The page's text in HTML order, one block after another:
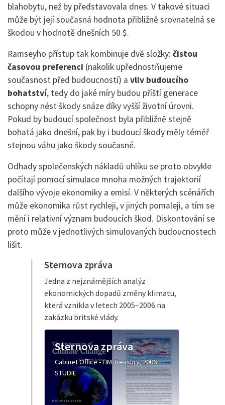
blahobytu, než by představovala dnes. V takové situaci
může být její současná hodnota přibližně srovnatelná se
škodou v hodnotě dnešních 50 $.
Ramseyho přístup tak kombinuje dvě složky: čistou
časovou preferenci (nakolik upřednostňujeme
současnost před budoucností) a vliv budoucího
bohatství, tedy do jaké míry budou příští generace
schopny nést škody snáze díky vyšší životní úrovni.
Pokud by budoucí společnost byla přibližně stejně
bohatá jako dnešní, pak by i budoucí škody měly téměř
stejnou váhu jako škody současné.
Odhady společenských nákladů uhlíku se proto obvykle
počítají pomocí simulace mnoha možných trajektorií
dalšího vývoje ekonomiky a emisí. V některých scénářích
může ekonomika růst rychleji, v jiných pomaleji, a tím se
mění i relativní význam budoucích škod. Diskontování se
proto může v jednotlivých simulovaných budoucnostech
lišit.
Sternova zpráva
Jedna z nejznámějších analýz
ekonomických dopadů změny klimatu,
která vznikla v letech 2005–2006 na
zakázku britské vlády.
Sternova zpráva
Cabinet Office - HM Treasury, 2006
STUDIE